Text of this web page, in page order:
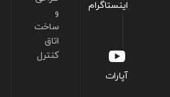
و
ساخت
اتاق
کنترل
اینستاگرام
آپارات